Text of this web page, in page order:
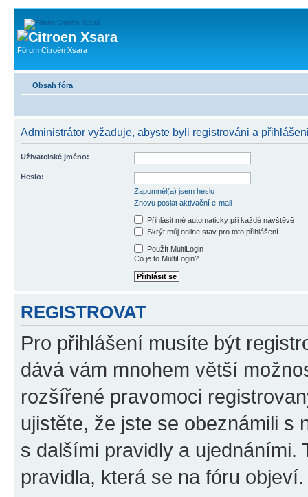
Fórum Citroën Xsara
Obsah fóra
Administrátor vyžaduje, abyste byli registrováni a
Uživatelské jméno:
Heslo:
Zapomněl(a) jsem heslo
Znovu poslat aktivační e-mail
Přihlásit mě automaticky při každé návštěvě
Skrýt můj online stav pro toto přihlášení
Použít MultiLogin
Co je to MultiLogin?
REGISTROVAT
Pro přihlášení musíte být
dává vám mnohem větší
rozšířené pravomoci
ujistěte, že jste se obeznámili s
s dalšími pravidly a ujednáními.
pravidla, která se na fóru objeví.